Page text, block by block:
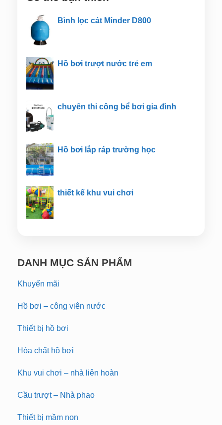
Bình lọc cát Minder D800
Hồ bơi trượt nước trẻ em
chuyên thi công bể bơi gia đình
Hồ bơi lắp ráp trường học
thiết kế khu vui chơi
DANH MỤC SẢN PHẨM
Khuyến mãi
Hồ bơi – công viên nước
Thiết bị hồ bơi
Hóa chất hồ bơi
Khu vui chơi – nhà liên hoàn
Cầu trượt – Nhà phao
Thiết bị mầm non